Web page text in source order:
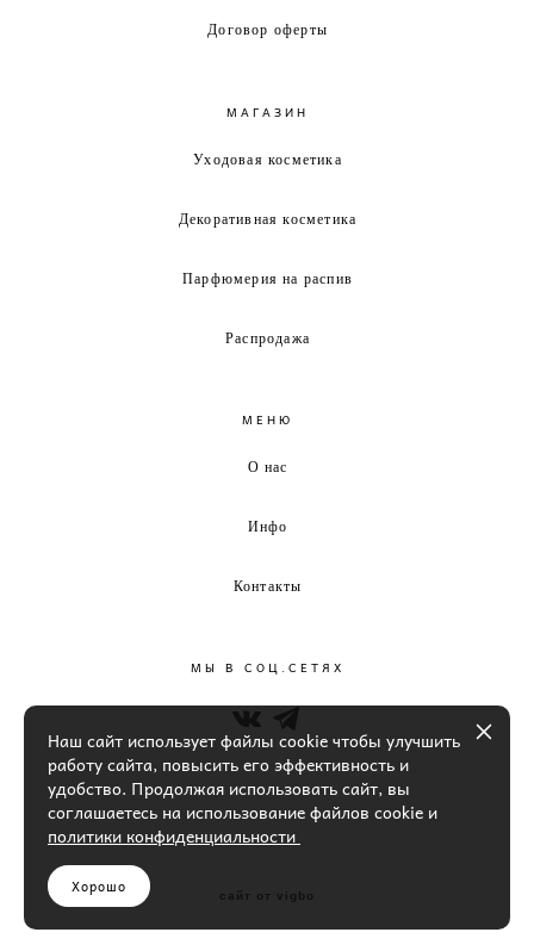
Договор оферты
МАГАЗИН
Уходовая косметика
Декоративная косметика
Парфюмерия на распив
Распродажа
МЕНЮ
О нас
Инфо
Контакты
МЫ В СОЦ.СЕТЯХ
сайт от vigbo
Наш сайт использует файлы cookie чтобы улучшить
работу сайта, повысить его эффективность и
удобство. Продолжая использовать сайт, вы
соглашаетесь на использование файлов cookie и
политики конфиденциальности
Хорошо